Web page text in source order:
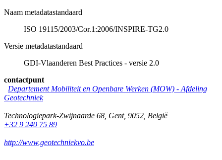
Naam metadatastandaard
ISO 19115/2003/Cor.1:2006/INSPIRE-TG2.0
Versie metadatastandaard
GDI-Vlaanderen Best Practices - versie 2.0
contactpunt
Departement Mobiliteit en Openbare Werken (MOW) - Afdeling
Geotechniek
Technologiepark-Zwijnaarde 68 Gent, 9052 België
+32 9 240 75 89
http://www.geotechniekvo.be